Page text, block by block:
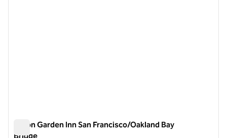
Hilton Garden Inn San Francisco/Oakland Bay
Bridge